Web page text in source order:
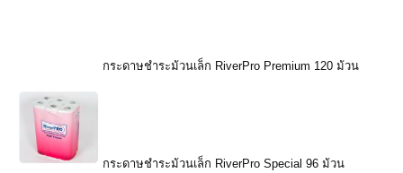
กระดาษชำระม้วนเล็ก RiverPro Premium 120 ม้วน
กระดาษชำระม้วนเล็ก RiverPro Special 96 ม้วน